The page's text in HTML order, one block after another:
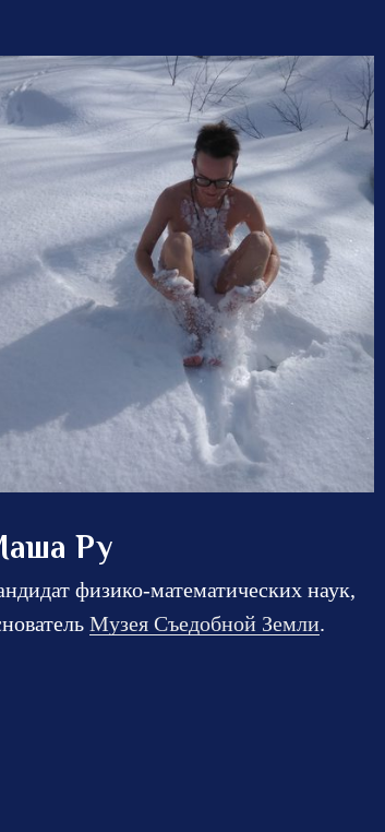
Ру
физико-математических наук,
Музея Съедобной Земли.